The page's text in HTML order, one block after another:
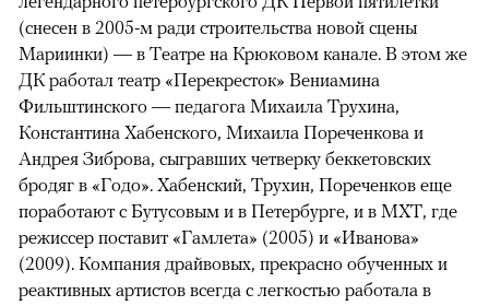
(снесен в 2005-м ради строительства новой сцены
Мариинки) — в Театре на Крюковом канале. В этом же
ДК работал театр «Перекресток» Вениамина
Фильштинского — педагога Михаила Трухина,
Константина Хабенского, Михаила Пореченкова и
Андрея Зиброва, сыгравших четверку беккетовских
бродяг в «Годо». Хабенский, Трухин, Пореченков еще
поработают с Бутусовым и в Петербурге, и в МХТ, где
режиссер поставит «Гамлета» (2005) и «Иванова»
(2009). Компания драйвовых, прекрасно обученных и
реактивных артистов всегда с легкостью работала в